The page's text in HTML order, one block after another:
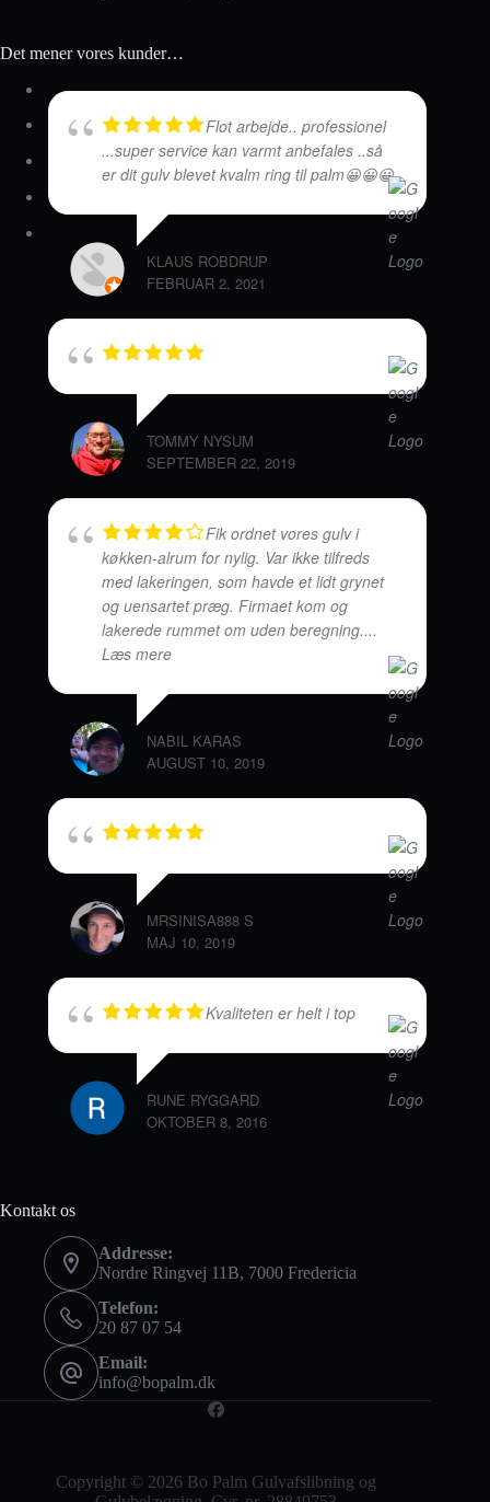
Det mener vores kunder…
Flot arbejde.. professionel
...super service kan varmt anbefales ..så
er dit gulv blevet kvalm ring til palm😀😀😀
KLAUS ROBDRUP
FEBRUAR 2, 2021
TOMMY NYSUM
SEPTEMBER 22, 2019
Fik ordnet vores gulv i
køkken-alrum for nylig. Var ikke tilfreds
med lakeringen, som havde et lidt grynet
og uensartet præg. Firmaet kom og
lakerede rummet om uden beregning....
Læs mere
NABIL KARAS
AUGUST 10, 2019
MRSINISA888 S
MAJ 10, 2019
Kvaliteten er helt i top
RUNE RYGGARD
OKTOBER 8, 2016
Kontakt os
Addresse:
Nordre Ringvej 11B, 7000 Fredericia
Telefon:
20 87 07 54
Email:
info@bopalm.dk
Copyright © 2026 Bo Palm Gulvafslibning og